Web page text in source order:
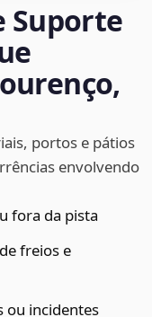
Suporte
portos e pátios
envolvendo
fora da pista
freios e
ou incidentes